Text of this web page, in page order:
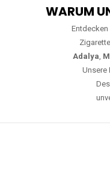
WARUM
Entdecken
Adalya,
Unsere